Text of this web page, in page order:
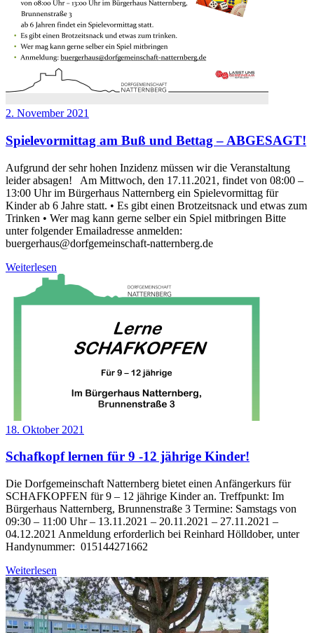
2. November 2021
Spielevormittag am Buß und Bettag – ABGESAGT!
Aufgrund der sehr hohen Inzidenz müssen wir die Veranstaltung
leider absagen! Am Mittwoch, den 17.11.2021, findet von 08:00 –
13:00 Uhr im Bürgerhaus Natternberg ein Spielevormittag für
Kinder ab 6 Jahre statt. • Es gibt einen Brotzeitsnack und etwas zum
Trinken • Wer mag kann gerne selber ein Spiel mitbringen Bitte
unter folgender Emailadresse anmelden:
buergerhaus@dorfgemeinschaft-natternberg.de
Weiterlesen
18. Oktober 2021
Schafkopf lernen für 9 -12 jährige Kinder!
Die Dorfgemeinschaft Natternberg bietet einen Anfängerkurs für
SCHAFKOPFEN für 9 – 12 jährige Kinder an. Treffpunkt: Im
Bürgerhaus Natternberg, Brunnenstraße 3 Termine: Samstags von
09:30 – 11:00 Uhr – 13.11.2021 – 20.11.2021 – 27.11.2021 –
04.12.2021 Anmeldung erforderlich bei Reinhard Hölldober, unter
Handynummer: 015144271662
Weiterlesen